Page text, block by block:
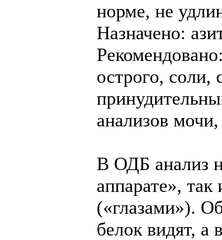
норме, не
Назначено:
острого, соли,
анализов
В ОДБ анализ
аппарате»,
(«глазами»).
белок видят, а